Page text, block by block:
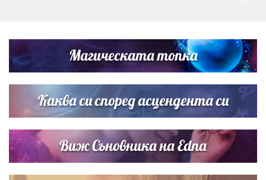
Братя Аргирови я изненадаха с песен
Магическата топка
Каква си според асцендента си
Виж Съновника на Edna